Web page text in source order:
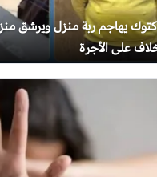
يهاجم ربة منزل ويرشق
على الأجرة